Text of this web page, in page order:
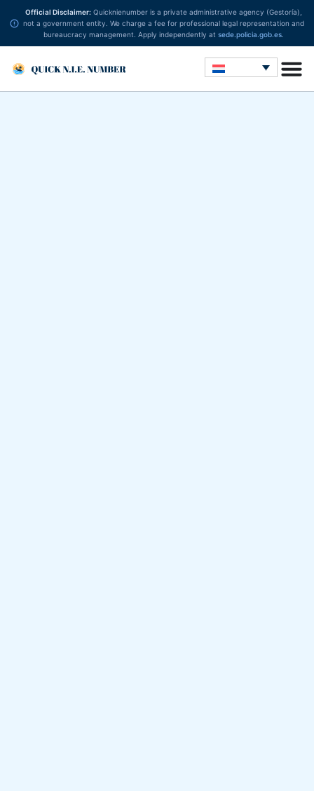
Official Disclaimer: Quicknienumber is a private administrative agency (Gestoría),
not a government entity. We charge a fee for professional legal representation and
bureaucracy management. Apply independently at sede.policia.gob.es